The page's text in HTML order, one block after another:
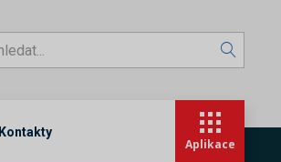
Kontakty
Aplikace